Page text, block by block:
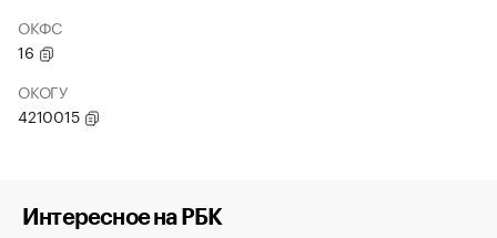
ОКФС
16
ОКОГУ
4210015
Интересное на РБК